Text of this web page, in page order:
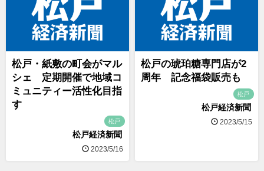
松戸・紙敷の町会がマル
シェ 定期開催で地域コ
ミュニティー活性化目指
す
松戸
松戸経済新聞
2023/5/16
松戸の琥珀糖専門店が2
周年 記念福袋販売も
松戸
松戸経済新聞
2023/5/15